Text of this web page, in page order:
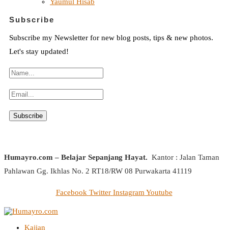
Subscribe
Subscribe my Newsletter for new blog posts, tips & new photos.
Let's stay updated!
Humayro.com – Belajar Sepanjang Hayat. Kantor : Jalan Taman
Pahlawan Gg. Ikhlas No. 2 RT18/RW 08 Purwakarta 41119
Facebook Twitter Instagram Youtube
Kajian